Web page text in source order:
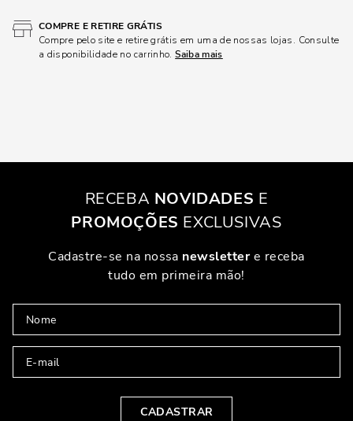
COMPRE E RETIRE GRÁTIS
Compre pelo site e retire grátis em uma de nossas lojas. Consulte
a disponibilidade no carrinho.Saiba mais
RECEBA NOVIDADES E
PROMOÇÕES EXCLUSIVAS
Cadastre-se na nossa newslettere receba
tudo em primeira mão!
CADASTRAR